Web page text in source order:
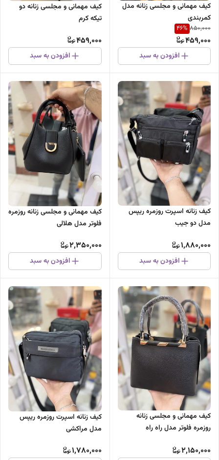
کیف مهمانی و مجلسی زنانه مدل
کمربندی
850,000
46%
459,000
افزودن به سبد
کیف مهمانی و مجلسی زنانه دو
تیکه کرم
459,000
افزودن به سبد
کیف زنانه اسپرت روزمره ریپس
مدل دو جیب
1,880,000
افزودن به سبد
کیف مهمانی و مجلسی زنانه روزمره
فلوتر مدل هلالی
2,350,000
افزودن به سبد
کیف مهمانی و مجلسی زنانه
روزمره فلوتر مدل راه راه
2,150,000
کیف زنانه اسپرت روزمره ریپس
مدل مراکشی
1,780,000